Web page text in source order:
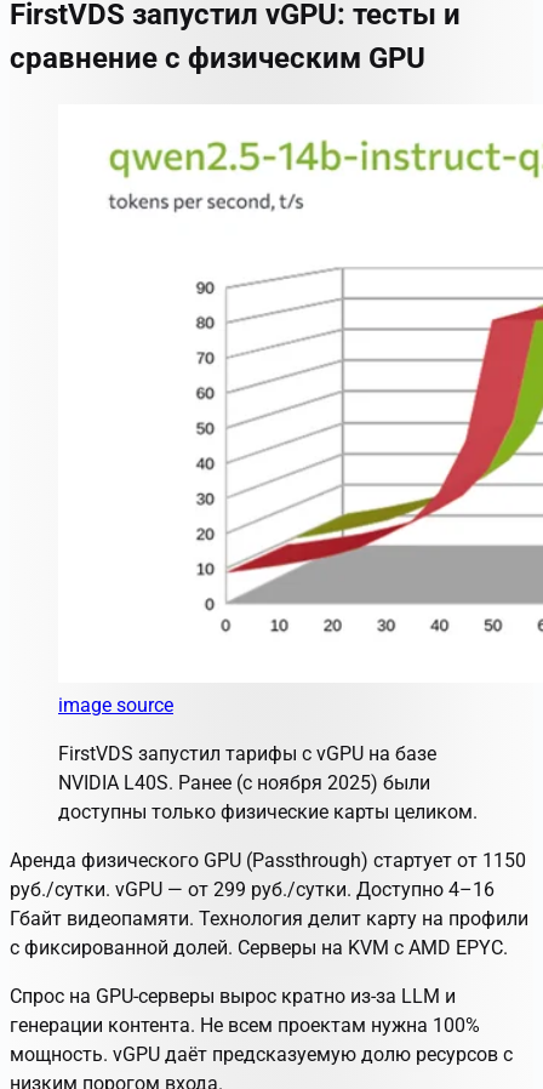
FirstVDS запустил vGPU: тесты и
сравнение с физическим GPU
image source
FirstVDS запустил тарифы с vGPU на базе
NVIDIA L40S. Ранее (с ноября 2025) были
доступны только физические карты целиком.
Аренда физического GPU (Passthrough) стартует от 1150
руб./сутки. vGPU — от 299 руб./сутки. Доступно 4–16
Гбайт видеопамяти. Технология делит карту на профили
с фиксированной долей. Серверы на KVM с AMD EPYC.
Спрос на GPU-серверы вырос кратно из‑за LLM и
генерации контента. Не всем проектам нужна 100%
мощность. vGPU даёт предсказуемую долю ресурсов с
низким порогом входа.